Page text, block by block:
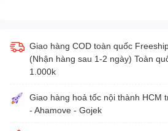
Giao hàng COD toàn quốc
(Nhận hàng sau 1-2 ngày) Toàn
1.000k
Giao hàng hoả tốc nội thành HCM
- Ahamove - Gojek